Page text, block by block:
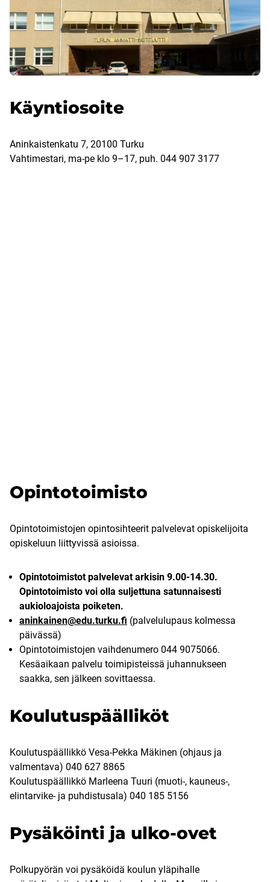
Käyntiosoite
Aninkaistenkatu 7, 20100 Turku
Vahtimestari, ma-pe klo 9–17, puh. 044 907 3177
Opintotoimisto
Opintotoimistojen opintosihteerit palvelevat opiskelijoita
opiskeluun liittyvissä asioissa.
Opintotoimistot palvelevat arkisin 9.00-14.30.
Opintotoimisto voi olla suljettuna satunnaisesti
aukioloajoista poiketen.
aninkainen@edu.turku.fi (palvelulupaus kolmessa
päivässä)
Opintotoimistojen vaihdenumero 044 9075066.
Kesäaikaan palvelu toimipisteissä juhannukseen
saakka, sen jälkeen sovittaessa.
Koulutuspäälliköt
Koulutuspäällikkö Vesa-Pekka Mäkinen (ohjaus ja
valmentava) 040 627 8865
Koulutuspäällikkö Marleena Tuuri (muoti-, kauneus-,
elintarvike- ja puhdistusala) 040 185 5156
Pysäköinti ja ulko-ovet
Polkupyörän voi pysäköidä koulun yläpihalle